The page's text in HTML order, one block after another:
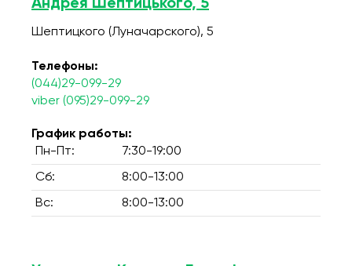
Андрея Шептицького, 5
Шептицкого (Луначарского), 5
Телефоны:
(044)29-099-29
viber (095)29-099-29
График работы:
Пн-Пт:
7:30-19:00
Сб: 8:00-13:00
Вс: 8:00-13:00